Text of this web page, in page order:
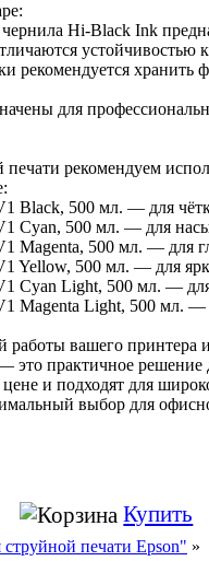
Hi-Black Ink
устойчивостью
рекомендуется
для
печати рекомендуем
Black, 500 мл. — для
Cyan, 500 мл. — для
Magenta, 500 мл. — для
Yellow, 500 мл. — для
Cyan Light, 500 мл. —
Magenta Light, 500 мл. —
работы вашего принтера
практичное
и подходят для
выбор для
Купить
печати Epson" »